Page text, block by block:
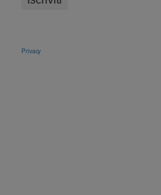
Privacy